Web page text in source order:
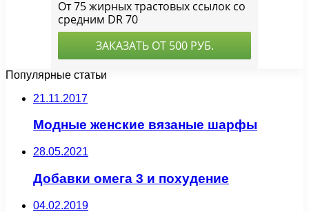
Популярные статьи
21.11.2017
Модные женские вязаные шарфы
28.05.2021
Добавки омега 3 и похудение
04.02.2019